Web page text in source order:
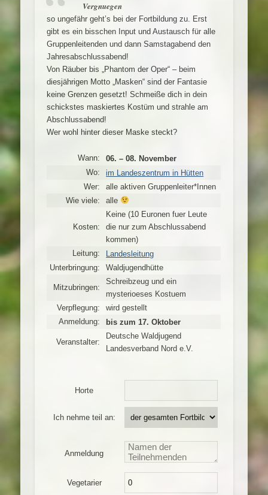
Vergnuegen
so ungefähr geht’s bei der Fortbildung zu. Erst
gibt es ein bisschen Input und Austausch für alle
Gruppenleitenden und dann Samstagabend den
Jahresabschlussabend!
Von Räuber bis „Phantom der Oper“ – beim
diesjährigen Motto „Masken“ sind der Fantasie
keine Grenzen gesetzt! Schmeiße dich in dein
schickstes maskiertes Kostüm und strahle am
Abschlussabend!
Wer wohl hinter dieser Maske steckt?
Wann:
06. – 08. November
Wo:
im Landeszentrum in Hütten
Wer:
alle aktiven Gruppenleiter*Innen
Wie viele:
alle
Kosten:
Keine (10 Euronen fuer Leute
die nur zum Abschlussabend
kommen)
Leitung:
Landesleitung
Unterbringung:
Waldjugendhütte
Mitzubringen:
Schreibzeug und ein
mysterioeses Kostuem
Verpflegung:
wird gestellt
Anmeldung:
bis zum 17. Oktober
Veranstalter:
Deutsche Waldjugend
Landesverband Nord e.V.
Horte
Ich nehme teil an:
Anmeldung
Vegetarier